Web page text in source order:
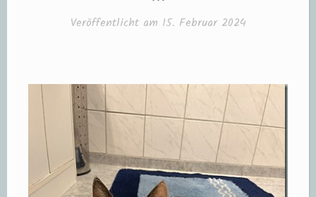
Veröffentlicht am 15. Februar 2024